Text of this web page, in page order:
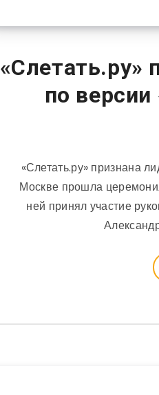
«Слетать.ру»
по версии
«Слетать.ру» признана
Москве прошла
ней принял участие